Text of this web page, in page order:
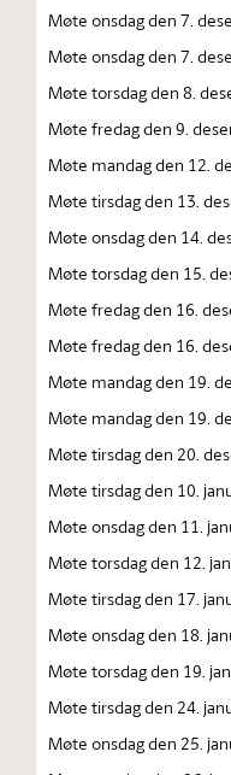
Møte onsdag den 7.
Møte onsdag den 7.
Møte torsdag den 8.
Møte fredag den 9.
Møte mandag den 12.
Møte tirsdag den 13.
Møte onsdag den 14.
Møte torsdag den 15.
Møte fredag den 16.
Møte fredag den 16.
Møte mandag den 19.
Møte mandag den 19.
Møte tirsdag den 20.
Møte tirsdag den 10.
Møte onsdag den 11.
Møte torsdag den 12.
Møte tirsdag den 17.
Møte onsdag den 18.
Møte torsdag den 19.
Møte tirsdag den 24.
Møte onsdag den 25.